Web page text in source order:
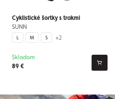
Cyklistické šortky s trakmi
SUNN
L M S +2
89 €
Skladom